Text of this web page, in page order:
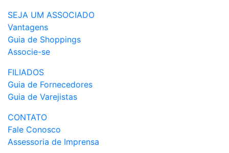
SEJA UM ASSOCIADO
Vantagens
Guia de Shoppings
Associe-se
FILIADOS
Guia de Fornecedores
Guia de Varejistas
CONTATO
Fale Conosco
Assessoria de Imprensa